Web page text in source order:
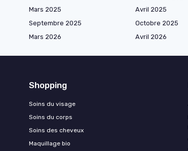
Mars 2025
Avril 2025
Septembre 2025
Octobre 2025
Mars 2026
Avril 2026
Shopping
Soins du visage
Soins du corps
Soins des cheveux
Maquillage bio